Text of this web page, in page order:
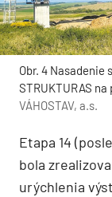
Obr. 4 Nasadenie
STRUKTURAS
VÁHOSTAV, a.s.
Etapa 14
bola
urýchlenia